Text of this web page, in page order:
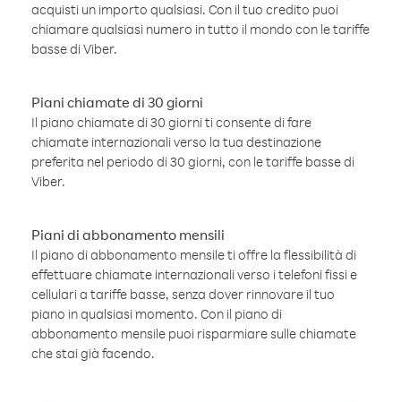
acquisti un importo qualsiasi. Con il tuo credito puoi
chiamare qualsiasi numero in tutto il mondo con le tariffe
basse di Viber.
Piani chiamate di 30 giorni
Il piano chiamate di 30 giorni ti consente di fare
chiamate internazionali verso la tua destinazione
preferita nel periodo di 30 giorni, con le tariffe basse di
Viber.
Piani di abbonamento mensili
Il piano di abbonamento mensile ti offre la flessibilità di
effettuare chiamate internazionali verso i telefoni fissi e
cellulari a tariffe basse, senza dover rinnovare il tuo
piano in qualsiasi momento. Con il piano di
abbonamento mensile puoi risparmiare sulle chiamate
che stai già facendo.